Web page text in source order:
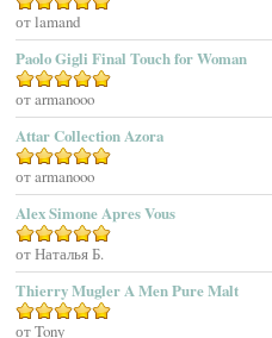
Agatha Ruiz De La Prada
Agatho Parfum
Agent Provocateur
Agnes B
Agonist
Ahjaar
Aigner
Aj Arabia (Widian)
Ajmal
Akro
Оценка5из 5
от lamand
Paolo Gigli Final Touch for Woman
Оценка5из 5
от armanooo
Attar Collection Azora
Оценка5из 5
от armanooo
Alex Simone Apres Vous
Оценка5из 5
от Наталья Б.
Thierry Mugler A Men Pure Malt
Оценка
от Tony